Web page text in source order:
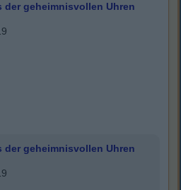
der geheimnisvollen Uhren
der geheimnisvollen Uhren